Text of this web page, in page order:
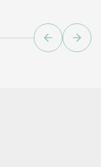
Previous
Next